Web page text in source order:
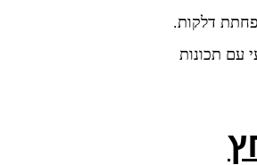
דלקות.
עם תכונות